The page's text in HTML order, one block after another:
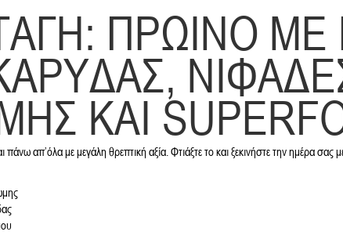
ΠΡΩΙΝΟ ΜΕ
ΚΑΙ
απ’όλα με μεγάλη θρεπτική αξία. Φτιάξτε το και ξεκινήστε την ημέρα σας